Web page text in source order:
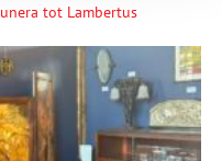
tot Lambertus